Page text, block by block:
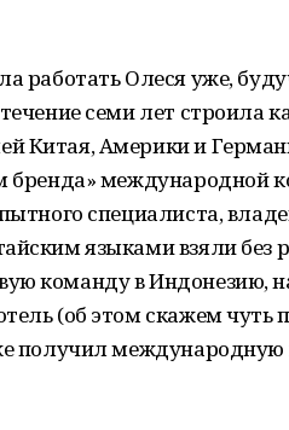
работать Олеся уже,
семи лет строила
Китая, Америки и
бренда» международной
специалиста,
языками взяли без
команду в Индонезию,
(об этом скажем чуть
получил